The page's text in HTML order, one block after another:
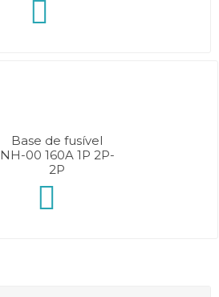
Base de fusível
NH-00 160A 1P 2P-
2P